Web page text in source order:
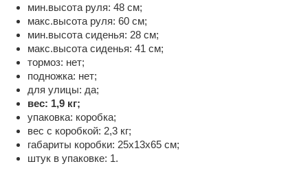
мин.высота руля: 48 см;
макс.высота руля: 60 см;
мин.высота сиденья: 28 см;
макс.высота сиденья: 41 см;
тормоз: нет;
подножка: нет;
для улицы: да;
вес: 1,9 кг;
упаковка: коробка;
вес с коробкой: 2,3 кг;
габариты коробки: 25x13x65 см;
штук в упаковке: 1.